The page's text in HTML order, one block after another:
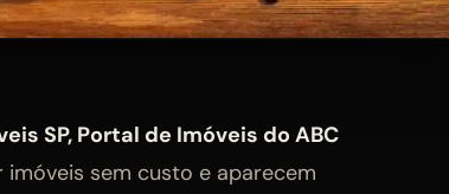
SP, Portal de Imóveis do ABC
sem custo e aparecem